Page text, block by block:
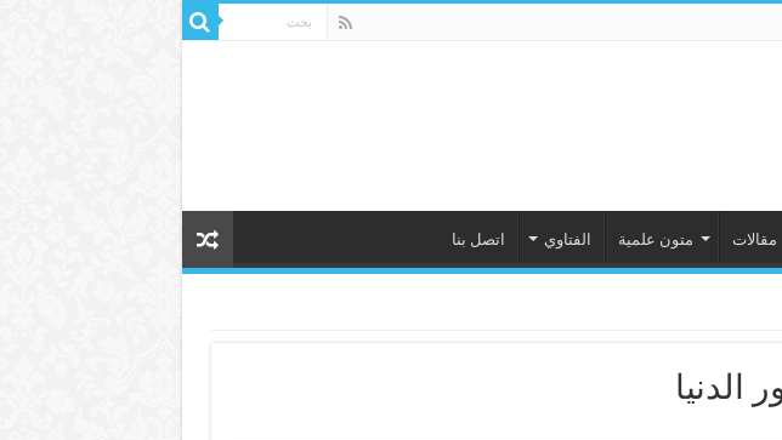
مقالات متون علمية الفتاوي اتصل بنا